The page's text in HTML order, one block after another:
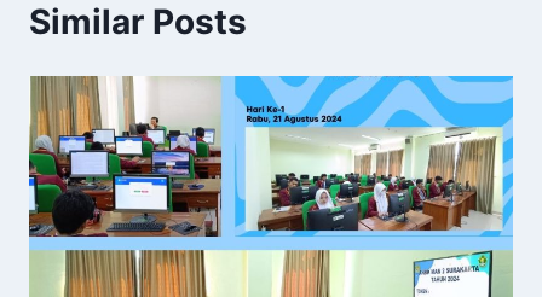
Similar Posts